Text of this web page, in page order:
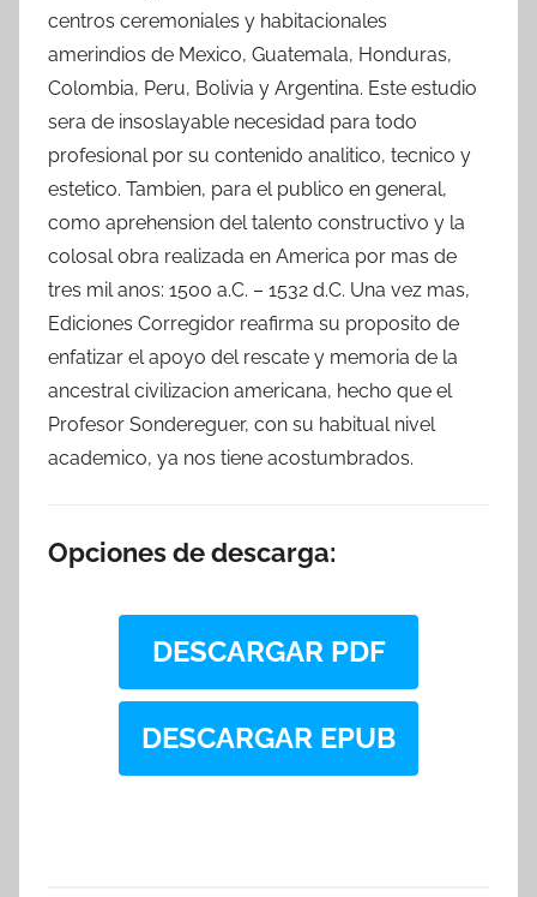
centros ceremoniales y habitacionales
amerindios de Mexico, Guatemala, Honduras,
Colombia, Peru, Bolivia y Argentina. Este estudio
sera de insoslayable necesidad para todo
profesional por su contenido analitico, tecnico y
estetico. Tambien, para el publico en general,
como aprehension del talento constructivo y la
colosal obra realizada en America por mas de
tres mil anos: 1500 a.C. – 1532 d.C. Una vez mas,
Ediciones Corregidor reafirma su proposito de
enfatizar el apoyo del rescate y memoria de la
ancestral civilizacion americana, hecho que el
Profesor Sondereguer, con su habitual nivel
academico, ya nos tiene acostumbrados.
Opciones de descarga:
DESCARGAR PDF
DESCARGAR EPUB